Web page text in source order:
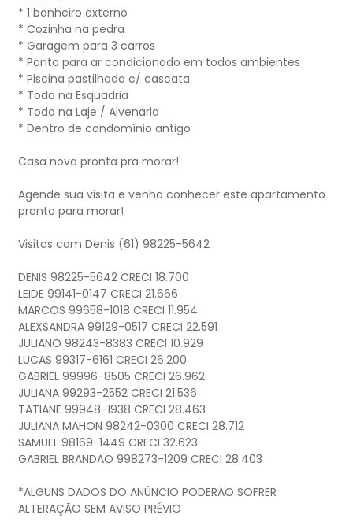
* 1 banheiro externo
* Cozinha na pedra
* Garagem para 3 carros
* Ponto para ar condicionado em todos ambientes
* Piscina pastilhada c/ cascata
* Toda na Esquadria
* Toda na Laje / Alvenaria
* Dentro de condomínio antigo
Casa nova pronta pra morar!
Agende sua visita e venha conhecer este apartamento
pronto para morar!
Visitas com Denis (61) 98225-5642
DENIS 98225-5642 CRECI 18.700
LEIDE 99141-0147 CRECI 21.666
MARCOS 99658-1018 CRECI 11.954
ALEXSANDRA 99129-0517 CRECI 22.591
JULIANO 98243-8383 CRECI 10.929
LUCAS 99317-6161 CRECI 26.200
GABRIEL 99996-8505 CRECI 26.962
JULIANA 99293-2552 CRECI 21.536
TATIANE 99948-1938 CRECI 28.463
JULIANA MAHON 98242-0300 CRECI 28.712
SAMUEL 98169-1449 CRECI 32.623
GABRIEL BRANDÃO 998273-1209 CRECI 28.403
*ALGUNS DADOS DO ANÚNCIO PODERÃO SOFRER